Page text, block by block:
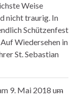
Weise
nicht traurig. In
Schützenfest
Wiedersehen in
St. Sebastian
9. Mai 2018 um
...